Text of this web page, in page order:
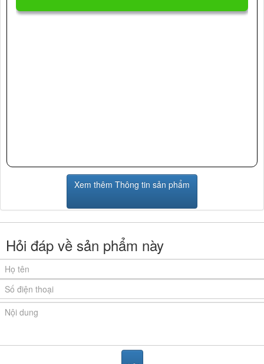
Xem thêm Thông tin sản phẩm
Hỏi đáp về sản phẩm này